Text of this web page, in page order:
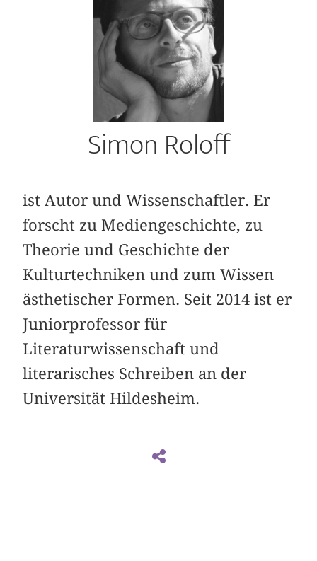
Simon Roloff
ist Autor und Wissenschaftler. Er
forscht zu Mediengeschichte, zu
Theorie und Geschichte der
Kulturtechniken und zum Wissen
ästhetischer Formen. Seit 2014 ist er
Juniorprofessor für
Literaturwissenschaft und
literarisches Schreiben an der
Universität Hildesheim.